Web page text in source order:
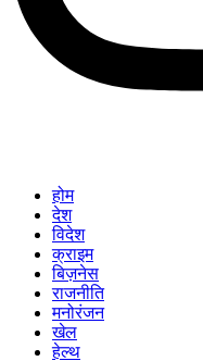
होम
देश
विदेश
क्राइम
बिज़नेस
राजनीति
मनोरंजन
खेल
हेल्थ